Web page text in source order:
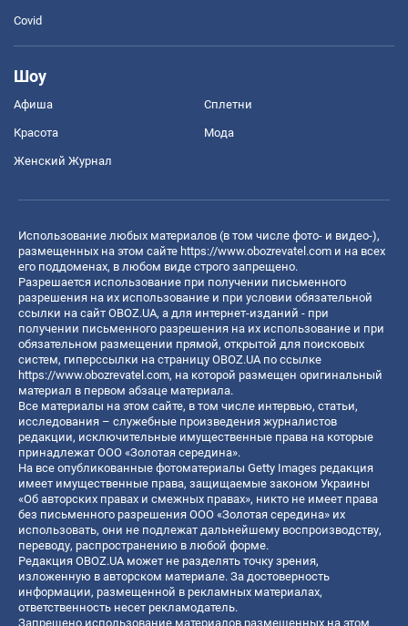
Covid
Шоу
Афиша Сплетни
Красота Мода
Женский Журнал
Использование любых материалов (в том числе фото- и видео-),
размещенных на этом сайте https://www.obozrevatel.com и на всех
его поддоменах, в любом виде строго запрещено.
Разрешается использование при получении письменного
разрешения на их использование и при условии обязательной
ссылки на сайт OBOZ.UA, а для интернет-изданий - при
получении письменного разрешения на их использование и при
обязательном размещении прямой, открытой для поисковых
систем, гиперссылки на страницу OBOZ.UA по ссылке
https://www.obozrevatel.com, на которой размещен оригинальный
материал в первом абзаце материала.
Все материалы на этом сайте, в том числе интервью, статьи,
исследования – служебные произведения журналистов
редакции, исключительные имущественные права на которые
принадлежат ООО «Золотая середина».
На все опубликованные фотоматериалы Getty Images редакция
имеет имущественные права, защищаемые законом Украины
«Об авторских правах и смежных правах», никто не имеет права
без письменного разрешения ООО «Золотая середина» их
использовать, они не подлежат дальнейшему воспроизводству,
переводу, распространению в любой форме.
Редакция OBOZ.UA может не разделять точку зрения,
изложенную в авторском материале. За достоверность
информации, размещенной в рекламных материалах,
ответственность несет рекламодатель.
Запрещено использование материалов размещенных на этом